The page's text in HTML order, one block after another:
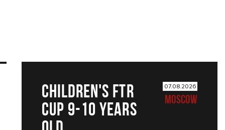
CHILDREN'S FTR
CUP 9-10 years
07.08.2026
MOSCOW